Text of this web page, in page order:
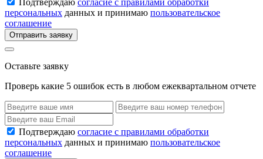
Подтверждаю согласие с правилами обработки
персональных данных и принимаю пользовательское
соглашение
Отправить заявку
Оставьте заявку
Проверь какие 5 ошибок есть в любом ежеквартальном отчете
Подтверждаю согласие с правилами обработки
персональных данных и принимаю пользовательское
соглашение